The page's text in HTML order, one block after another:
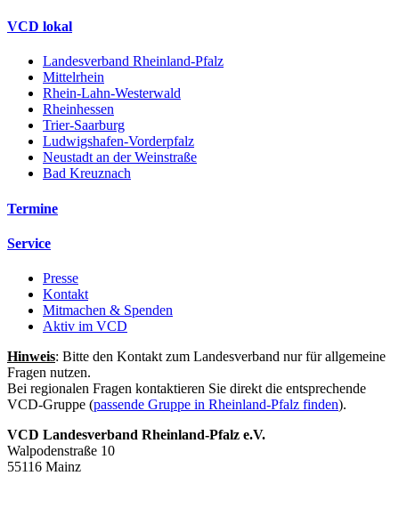
VCD lokal
Landesverband Rheinland-Pfalz
Mittelrhein
Rhein-Lahn-Westerwald
Rheinhessen
Trier-Saarburg
Ludwigshafen-Vorderpfalz
Neustadt an der Weinstraße
Bad Kreuznach
Termine
Service
Presse
Kontakt
Mitmachen & Spenden
Aktiv im VCD
Hinweis: Bitte den Kontakt zum Landesverband nur für allgemeine
Fragen nutzen.
Bei regionalen Fragen kontaktieren Sie direkt die entsprechende
VCD-Gruppe (passende Gruppe in Rheinland-Pfalz finden).
VCD Landesverband Rheinland-Pfalz e.V.
Walpodenstraße 10
55116 Mainz